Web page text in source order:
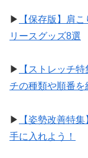
▶︎
【保存版】肩
リースグッズ8選
▶︎
【ストレッチ
チの種類や順番を
▶︎
【姿勢改善特
手に入れよう！